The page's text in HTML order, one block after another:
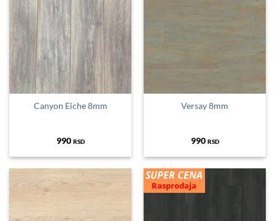
Canyon Eiche 8mm
990 RSD
Versay 8mm
990 RSD
SUPER CENA
Rasprodaja